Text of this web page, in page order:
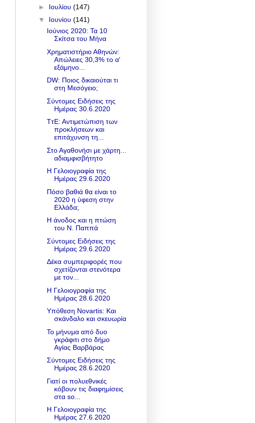
► Ιουλίου (147)
▼ Ιουνίου (141)
Ιούνιος 2020: Τα 10
Σκίτσα του Μήνα
Χρηματιστήριο Αθηνών:
Απώλειες 30,3% το α'
εξάμηνο...
DW: Ποιος δικαιούται τι
στη Μεσόγειο;
Σύντομες Ειδήσεις της
Ημέρας 30.6.2020
ΤτΕ: Αντιμετώπιση των
προκλήσεων και
επιτάχυνση τη...
Στο Αγαθονήσι με χάρτη...
αδιαμφισβήτητο
Η Γελοιογραφία της
Ημέρας 29.6.2020
Πόσο βαθιά θα είναι το
2020 η ύφεση στην
Ελλάδα;
H άνοδος και η πτώση
του Ν. Παππά
Σύντομες Ειδήσεις της
Ημέρας 29.6.2020
Δέκα συμπεριφορές που
σχετίζονται στενότερα
με τον...
Η Γελοιογραφία της
Ημέρας 28.6.2020
Υπόθεση Νοvartis: Και
σκάνδαλο και σκευωρία
Το μήνυμα από δυο
γκράφιτι στο δήμο
Αγίας Βαρβάρας
Σύντομες Ειδήσεις της
Ημέρας 28.6.2020
Γιατί οι πολυεθνικές
κόβουν τις διαφημίσεις
στα so...
Η Γελοιογραφία της
Ημέρας 27.6.2020